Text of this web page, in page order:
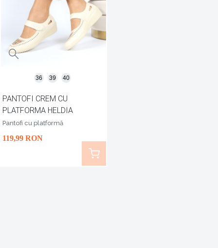
PANTOFI CREM CU
PLATFORMA HELDIA
Pantofi cu platformă
119,99 RON
36 39 40